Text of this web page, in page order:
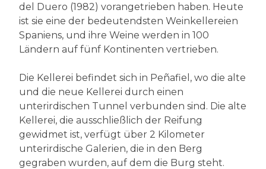
del Duero (1982) vorangetrieben haben. Heute
ist sie eine der bedeutendsten Weinkellereien
Spaniens, und ihre Weine werden in 100
Ländern auf fünf Kontinenten vertrieben.
Die Kellerei befindet sich in Peñafiel, wo die alte
und die neue Kellerei durch einen
unterirdischen Tunnel verbunden sind. Die alte
Kellerei, die ausschließlich der Reifung
gewidmet ist, verfügt über 2 Kilometer
unterirdische Galerien, die in den Berg
gegraben wurden, auf dem die Burg steht.